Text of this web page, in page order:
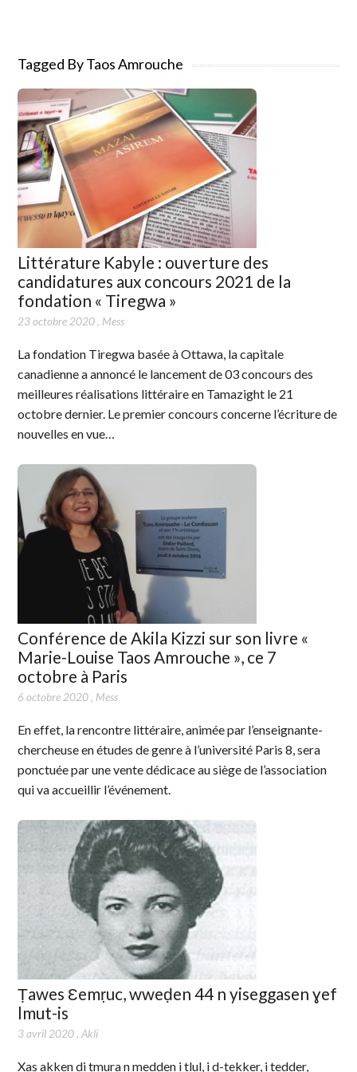
Tagged By Taos Amrouche
Littérature Kabyle : ouverture des
candidatures aux concours 2021 de la
fondation « Tiregwa »
23 octobre 2020, Mess
La fondation Tiregwa basée à Ottawa, la capitale
canadienne a annoncé le lancement de 03 concours des
meilleures réalisations littéraire en Tamazight le 21
octobre dernier. Le premier concours concerne l’écriture de
nouvelles en vue…
Conférence de Akila Kizzi sur son livre «
Marie-Louise Taos Amrouche », ce 7
octobre à Paris
6 octobre 2020, Mess
En effet, la rencontre littéraire, animée par l’enseignante-
chercheuse en études de genre à l’université Paris 8, sera
ponctuée par une vente dédicace au siège de l’association
qui va accueillir l’événement.
Ṭawes Ɛemṛuc, wweḍen 44 n yiseggasen ɣef
lmut-is
3 avril 2020,Akli
Xas akken di tmura n medden i tlul, i d-tekker, i tedder,